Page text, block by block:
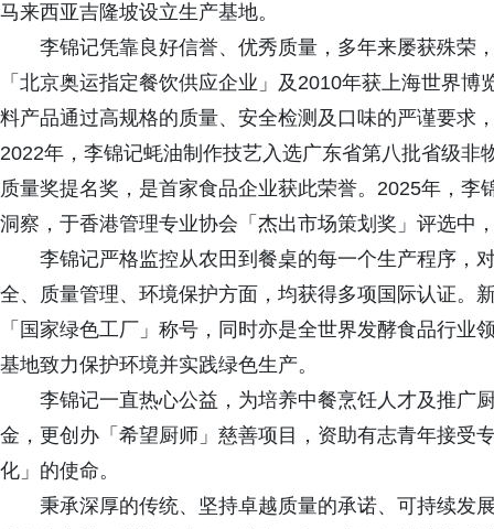
马来西亚吉隆坡设立生产基地。
李锦记凭靠良好信誉、优秀质量，多年来屡获殊荣
「北京奥运指定餐饮供应企业」及2010年获上海世界
料产品通过高规格的质量、安全检测及口味的严谨要求
2022年，李锦记蚝油制作技艺入选广东省第八批省级
质量奖提名奖，是首家食品企业获此荣誉。2025年，
洞察，于香港管理专业协会「杰出市场策划奖」评选中
李锦记严格监控从农田到餐桌的每一个生产程序，
全、质量管理、环境保护方面，均获得多项国际认证。
「国家绿色工厂」称号，同时亦是全世界发酵食品行
基地致力保护环境并实践绿色生产。
李锦记一直热心公益，为培养中餐烹饪人才及推广
金，更创办「希望厨师」慈善项目，资助有志青年接受
化」的使命。
秉承深厚的传统、坚持卓越质量的承诺、可持续发